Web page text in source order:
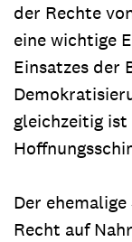
der Rechte
eine wichtige
Einsatzes der
gleichzeitig
Der
Recht auf